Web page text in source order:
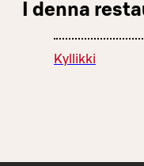
I denna
Kyllikki